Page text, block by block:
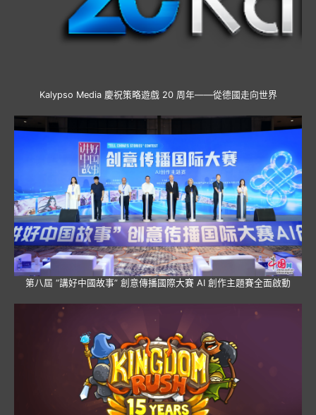
Kalypso Media 慶祝策略遊戲 20 周年——從德國走向世界
第八屆 “講好中國故事” 創意傳播國際大賽 AI 創作主題賽全面啟動